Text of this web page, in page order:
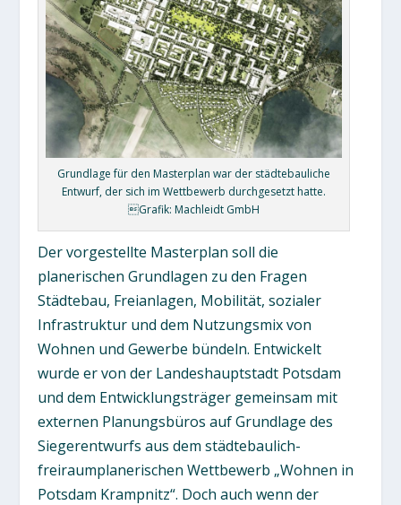
Grundlage für den Masterplan war der städtebauliche
Entwurf, der sich im Wettbewerb durchgesetzt hatte.
Grafik: Machleidt GmbH
Der vorgestellte Masterplan soll die
planerischen Grundlagen zu den Fragen
Städtebau, Freianlagen, Mobilität, sozialer
Infrastruktur und dem Nutzungsmix von
Wohnen und Gewerbe bündeln. Entwickelt
wurde er von der Landeshauptstadt Potsdam
und dem Entwicklungsträger gemeinsam mit
externen Planungsbüros auf Grundlage des
Siegerentwurfs aus dem städtebaulich-
freiraumplanerischen Wettbewerb „Wohnen in
Potsdam Krampnitz“. Doch auch wenn der